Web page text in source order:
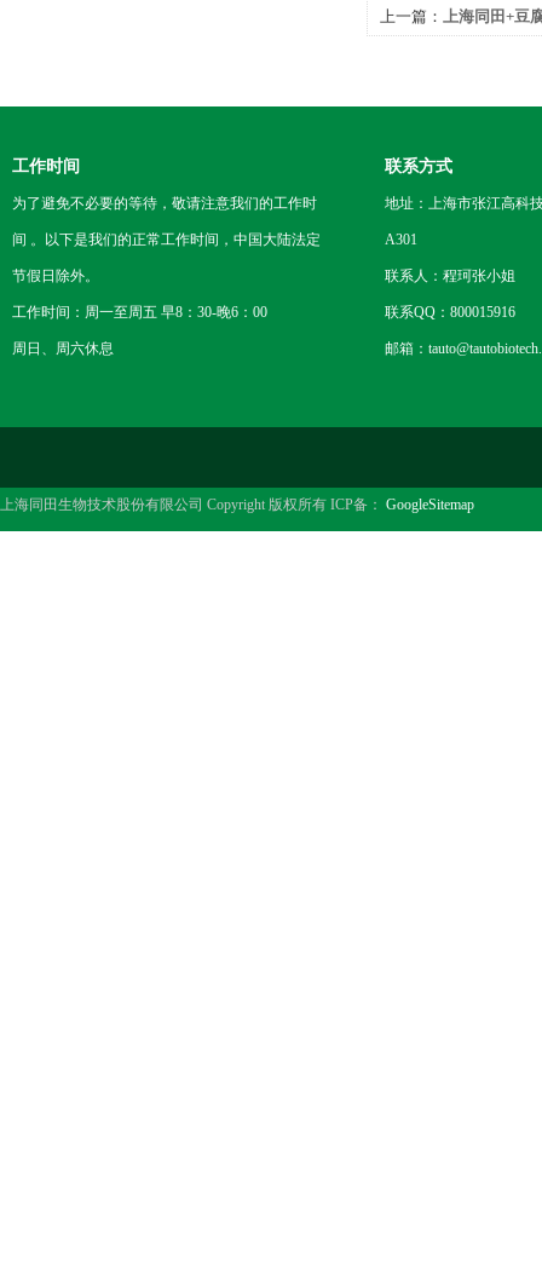
上一篇： 上海同田+豆
工作时间
为了避免不必要的等待，敬请注意我们的工作时
间 。以下是我们的正常工作时间，中国大陆法定
节假日除外。
工作时间：周一至周五 早8：30-晚6：00
周日、周六休息
联系方式
地址：上海市张江高科
A301
联系人：程珂张小姐
联系QQ：800015916
邮箱：
上海同田生物技术股份有限公司 Copyright 版权所有 ICP备： GoogleSitemap